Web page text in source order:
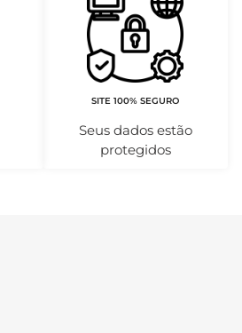
SITE 100% SEGURO
Seus dados estão
protegidos